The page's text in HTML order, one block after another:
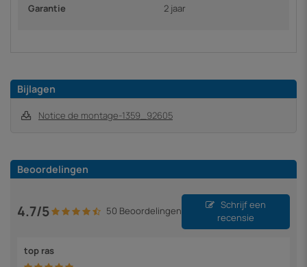
Garantie
2 jaar
Bijlagen
Notice de montage-1359_92605
Beoordelingen
4.7/5 50 Beoordelingen
Schrijf een
recensie
top ras